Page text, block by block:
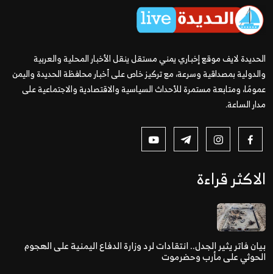
الحديدة لايف موقع إخباري يمني مستقل ينقل الأخبار المحلية والعربية
والدولية بمصداقية وسرعة، مع تركيز خاص على أخبار محافظة الحديدة واليمن
عمومًا، ومتابعة مستمرة للأحداث السياسية والاقتصادية والاجتماعية على
مدار الساعة.
الاكثر قراءة
بيان فاتر يثير الجدل.. انتقادات لرد وزارة الدفاع اليمنية على الهجوم
الحوثي على مأرب وحضرموت